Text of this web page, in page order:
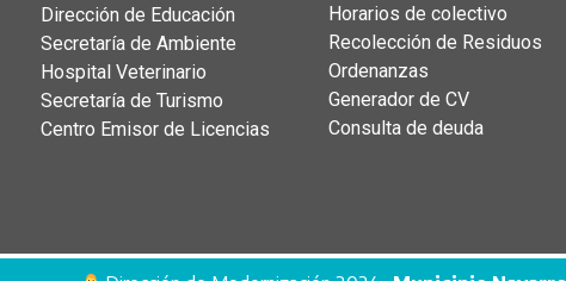
Dirección de Educación
Secretaría de Ambiente
Hospital Veterinario
Secretaría de Turismo
Centro Emisor de Licencias
Horarios de colectivo
Recolección de Residuos
Ordenanzas
Generador de CV
Consulta de deuda